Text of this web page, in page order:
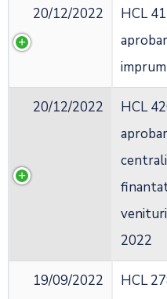
20/12/2022
HCL
20/12/2022
HCL
2022
19/09/2022
HCL